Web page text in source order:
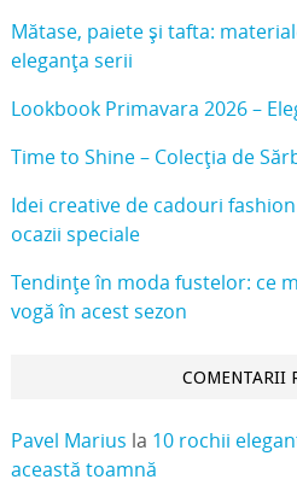
Mătase, paiete și tafta:
eleganța serii
Lookbook Primavara 2026 –
Time to Shine – Colecția de
Idei creative de cadouri
ocazii speciale
Tendințe în moda fustelor: ce
vogă în acest sezon
COMENTARII
Pavel Marius la 10 rochii
această toamnă